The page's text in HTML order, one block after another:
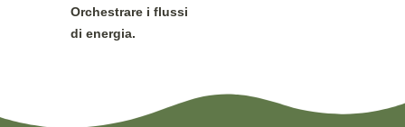
Orchestrare i flussi
di energia.